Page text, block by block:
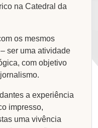
na Catedral da
os mesmos
ser uma atividade
com objetivo
a experiência
impresso,
uma vivência